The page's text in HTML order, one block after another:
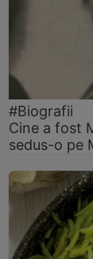
#Biografii
Cine a fost
sedus-o pe